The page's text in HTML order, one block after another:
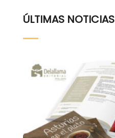
ÚLTIMAS NOTICIAS